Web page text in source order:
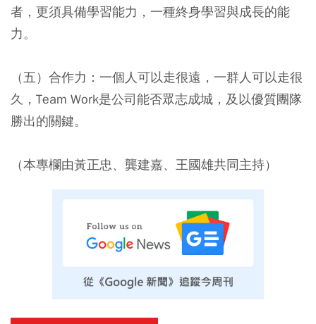
者，更須具備學習能力，一種終身學習與成長的能
力。
（五）合作力：一個人可以走很遠，一群人可以走很
久，Team Work是公司能否眾志成城，及以優質團隊
勝出的關鍵。
（本專欄由黃正忠、龔建嘉、王國雄共同主持）